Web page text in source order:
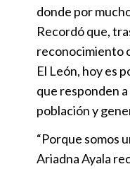
donde por
Recordó que,
reconocimiento
El León, hoy es
que responden
población y
“Porque somos
Ariadna Ayala